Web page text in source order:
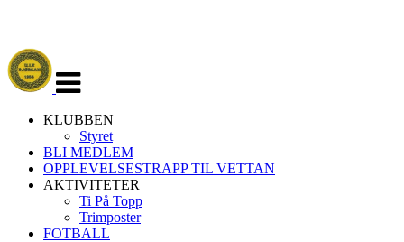
navigasjon
KLUBBEN
Styret
BLI MEDLEM
OPPLEVELSESTRAPP TIL VETTAN
AKTIVITETER
Ti På Topp
Trimposter
FOTBALL